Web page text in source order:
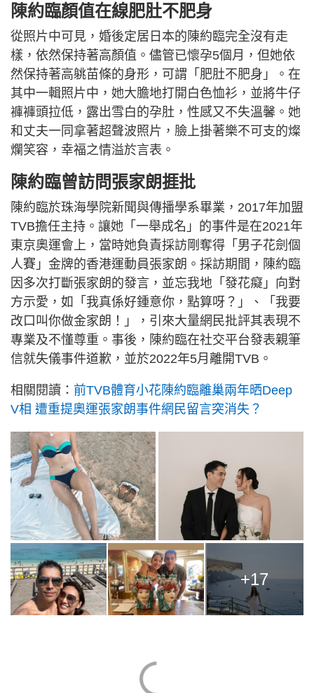
陳約臨顏值在線肥肚不肥身
從照片中可見，婚後定居日本的陳約臨完全沒有走
樣，依然保持著高顏值。儘管已懷孕5個月，但她依
然保持著高䠷苗條的身形，可謂「肥肚不肥身」。在
其中一輯照片中，她大膽地打開白色恤衫，並將牛仔
褲褲頭拉低，露出雪白的孕肚，性感又不失溫馨。她
和丈夫一同拿著超聲波照片，臉上掛著樂不可支的燦
爛笑容，幸福之情溢於言表。
陳約臨曾訪問張家朗捱批
陳約臨於珠海學院新聞與傳播學系畢業，2017年加盟
TVB擔任主持。讓她「一舉成名」的事件是在2021年
東京奧運會上，當時她負責採訪剛奪得「男子花劍個
人賽」金牌的香港運動員張家朗。採訪期間，陳約臨
因多次打斷張家朗的發言，並忘我地「發花癡」向對
方示愛，如「我真係好鍾意你，點算呀？」、「我要
改口叫你做金家朗！」，引來大量網民批評其表現不
專業及不懂尊重。事後，陳約臨在社交平台發表親筆
信就失儀事件道歉，並於2022年5月離開TVB。
相關閱讀： 前TVB體育小花陳約臨離巢兩年晒Deep
V相 遭重提奧運張家朗事件網民留言突消失？
+17